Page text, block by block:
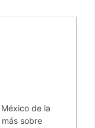
de la
sobre